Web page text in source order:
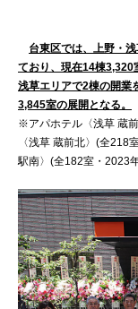
台東区では、上野・
ており、現在14棟3,320
浅草エリアで2棟の開業
3,845室の展開となる。
※アパホテル〈浅草 蔵
〈浅草 蔵前北〉(全218
駅南〉(全182室・2023